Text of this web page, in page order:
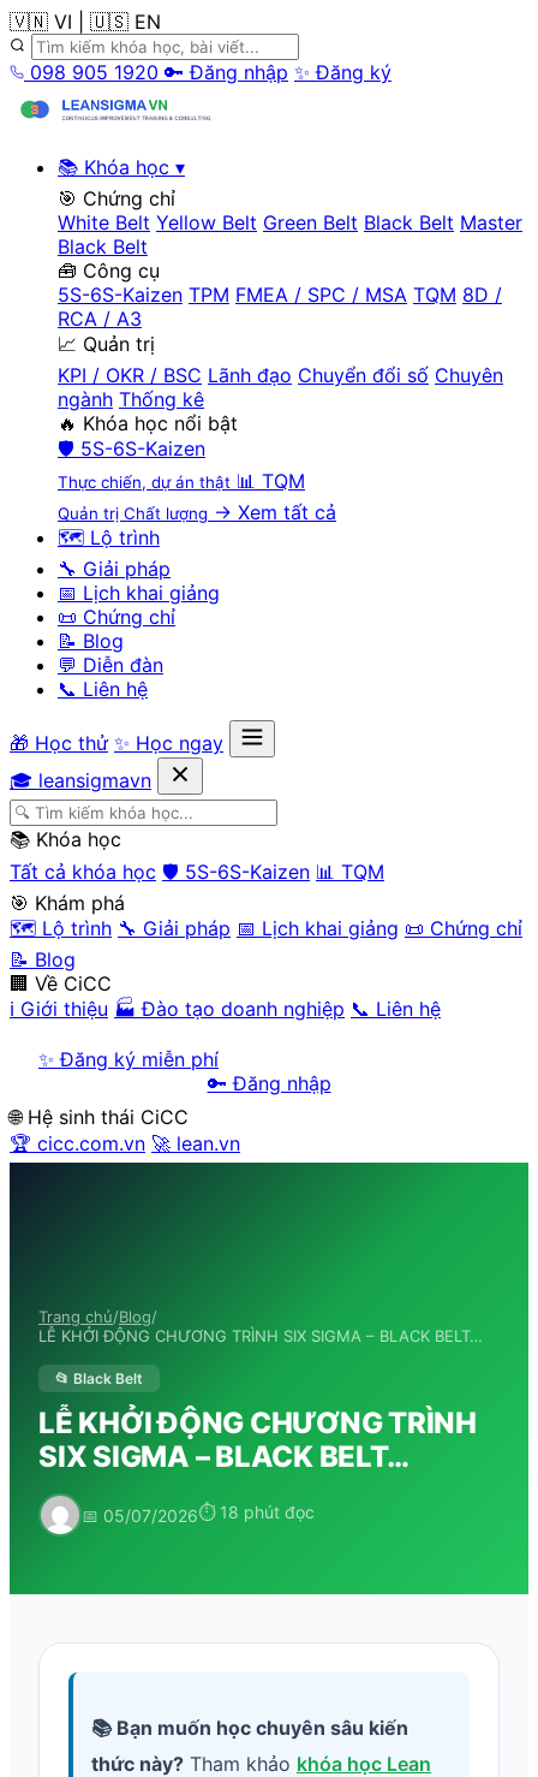
🇻🇳 VI 🇺🇸 EN
098 905 1920 🔑 Đăng nhập ✨ Đăng ký
📚 Khóa học ▾
🎯 Chứng chỉ
White Belt Yellow Belt Green Belt Black Belt Master
Black Belt
🧰 Công cụ
5S-6S-Kaizen TPM FMEA / SPC / MSA TQM 8D /
RCA / A3
📈 Quản trị
KPI / OKR / BSC Lãnh đạo Chuyển đổi số Chuyên
ngành Thống kê
🔥 Khóa học nổi bật
🛡️ 5S-6S-Kaizen
Thực chiến, dự án thật 📊 TQM
Quản trị Chất lượng → Xem tất cả
🗺️ Lộ trình
🔧 Giải pháp
📅 Lịch khai giảng
📜 Chứng chỉ
📝 Blog
💬 Diễn đàn
📞 Liên hệ
🎁 Học thử ✨ Học ngay
🎓 leansigmavn
📚 Khóa học
Tất cả khóa học 🛡️ 5S-6S-Kaizen 📊 TQM
🎯 Khám phá
🗺️ Lộ trình 🔧 Giải pháp 📅 Lịch khai giảng 📜 Chứng chỉ
📝 Blog
🏢 Về CiCC
ℹ️ Giới thiệu 🏭 Đào tạo doanh nghiệp 📞 Liên hệ
✨ Đăng ký miễn phí
🔑 Đăng nhập
🌐 Hệ sinh thái CiCC
🏆 cicc.com.vn 🚀 lean.vn
Trang chủ/Blog/
LỄ KHỞI ĐỘNG CHƯƠNG TRÌNH SIX SIGMA – BLACK BELT…
📂 Black Belt
LỄ KHỞI ĐỘNG CHƯƠNG TRÌNH
SIX SIGMA – BLACK BELT…
📅 05/07/2026⏱ 18 phút đọc
📚 Bạn muốn học chuyên sâu kiến
thức này? Tham khảo khóa học Lean